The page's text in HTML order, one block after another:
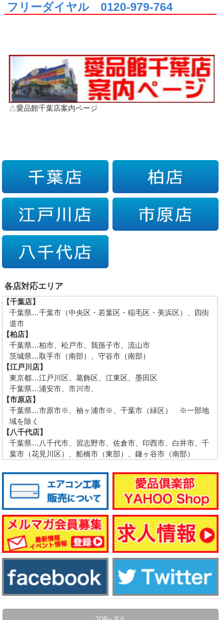
フリーダイヤル 0120-979-764
△愛品館千葉店案内ページ
各店対応エリア
【千葉店】
千葉県…千葉市（中央区・若葉区・稲毛区・美浜区）、四街
道市
【柏店】
千葉県…柏市、松戸市、我孫子市、流山市
茨城県…取手市（南部）、守谷市（南部）
【江戸川店】
東京都…江戸川区、葛飾区、江東区、墨田区
千葉県…浦安市、市川市、
【市原店】
千葉県…市原市※、袖ヶ浦市※、千葉市（緑区） ※一部地
域を除く
【八千代店】
千葉県…八千代市、習志野市、佐倉市、印西市、白井市、千
葉市（花見川区）、船橋市（東部）、鎌ヶ谷市（南部）